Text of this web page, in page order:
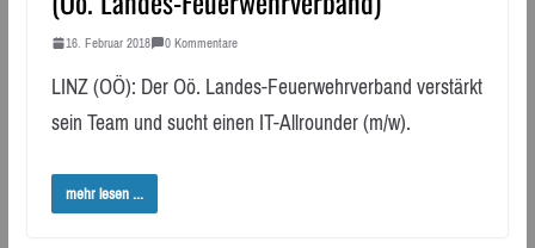
16. Februar 2018 0 Kommentare
LINZ (OÖ): Der Oö. Landes-Feuerwehrverband verstärkt
sein Team und sucht einen IT-Allrounder (m/w).
mehr lesen ...